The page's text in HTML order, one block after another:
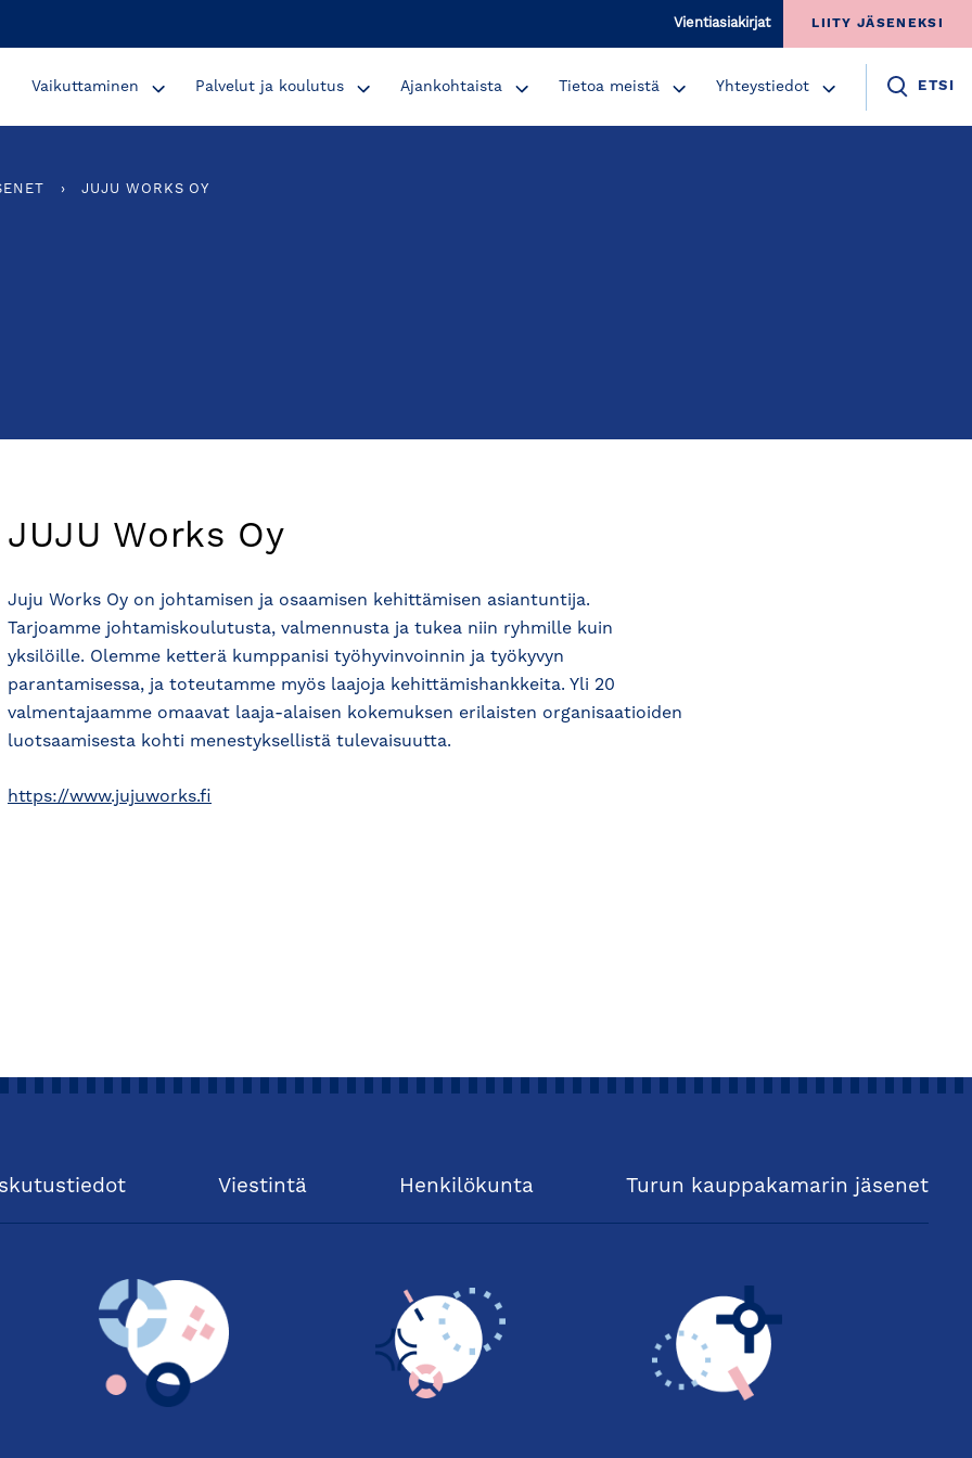
Vientiasiakirjat LIITY JÄSENEKSI
Vaikuttaminen Palvelut ja koulutus Ajankohtaista Tietoa meistä Yhteystiedot ETSI
› JUJU WORKS OY
JUJU Works Oy
Juju Works Oy on johtamisen ja osaamisen kehittämisen asiantuntija.
Tarjoamme johtamiskoulutusta, valmennusta ja tukea niin ryhmille kuin
yksilöille. Olemme ketterä kumppanisi työhyvinvoinnin ja työkyvyn
parantamisessa, ja toteutamme myös laajoja kehittämishankkeita. Yli 20
valmentajaamme omaavat laaja-alaisen kokemuksen erilaisten organisaatioiden
luotsaamisesta kohti menestyksellistä tulevaisuutta.
https://www.jujuworks.fi
Viestintä Henkilökunta Turun kauppakamarin jäsenet